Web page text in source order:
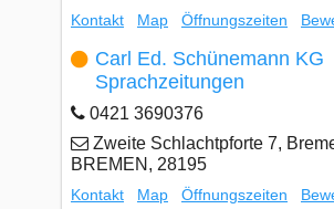
Kontakt Map Öffnungszeiten
Carl Ed. Schünemann KG
Sprachzeitungen
0421 3690376
Zweite Schlachtpforte 7,
BREMEN, 28195
Kontakt Map Öffnungszeiten